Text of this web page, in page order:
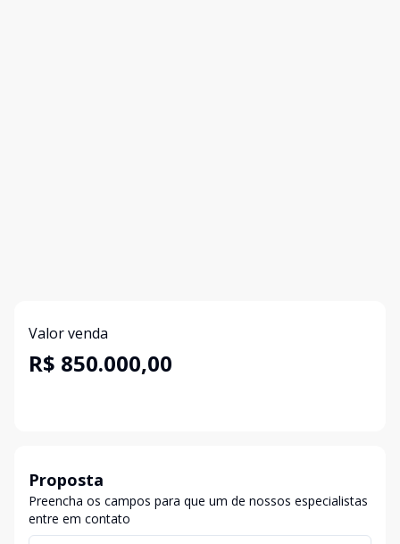
Valor venda
R$ 850.000,00
Proposta
Preencha os campos para que um de nossos especialistas
entre em contato